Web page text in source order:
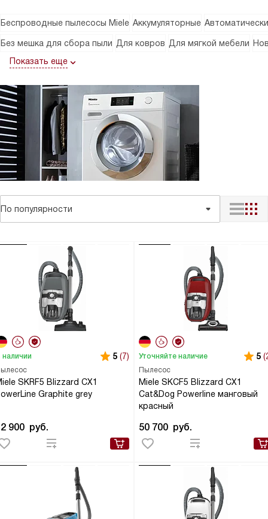
Беспроводные пылесосы Miele Аккумуляторные
Без мешка для сбора пыли Для ковров Для мягкой мебели
Показать еще
По популярности
SKRF5 Blizzard CX1
Graphite grey
наличии 5 (7)
900 руб.
Пылесос
Miele SKCF5 Blizzard CX1
Cat&Dog Powerline манговый
красный
Уточняйте наличие 5
50 700 руб.